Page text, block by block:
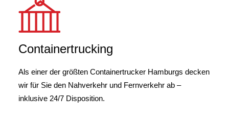
Containertrucking
Als einer der größten Containertrucker Hamburgs decken
wir für Sie den Nahverkehr und Fernverkehr ab –
inklusive 24/7 Disposition.